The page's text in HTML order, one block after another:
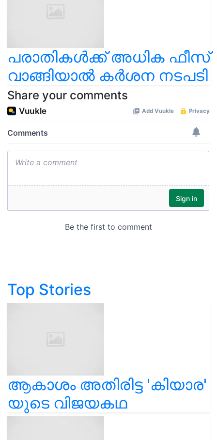
പരാതികള്‍ക്ക് അധിക ഫീസ്
വാങ്ങിയാല്‍ കര്‍ശന നടപടി
Share your comments
Top Stories
ആകാശം അതിരിട്ട 'കിയാര'
യുടെ വിജയകഥ